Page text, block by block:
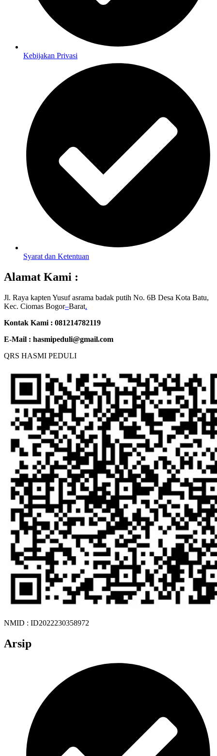
Kebijakan Privasi
Syarat dan Ketentuan
Alamat Kami :
Jl. Raya kapten Yusuf asrama badak putih No. 6B Desa Kota Batu,
Kec. Ciomas Bogor–Barat.
Kontak Kami : 081214782119
E-Mail : hasmipeduli@gmail.com
QRS HASMI PEDULI
NMID : ID2022230358972
Arsip